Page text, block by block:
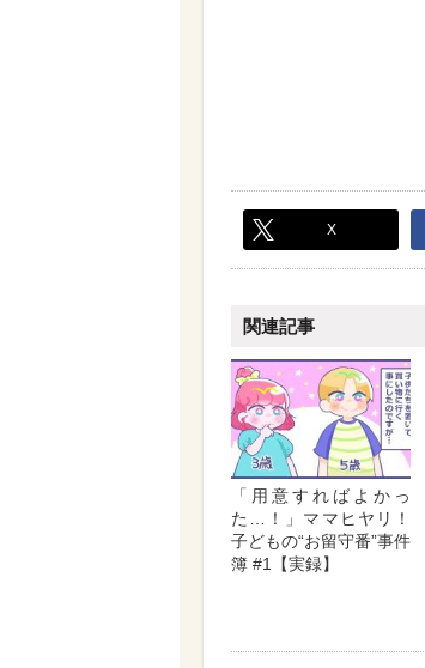
X
関連記事
「用意すればよかっ
た…！」ママヒヤリ！
子どもの“お留守番”事件
簿 #1【実録】